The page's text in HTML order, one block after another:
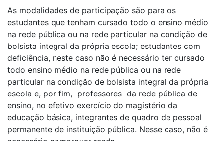
As modalidades de participação são para os
estudantes que tenham cursado todo o ensino médio
na rede pública ou na rede particular na condição de
bolsista integral da própria escola; estudantes com
deficiência, neste caso não é necessário ter cursado
todo ensino médio na rede pública ou na rede
particular na condição de bolsista integral da própria
escola e, por fim, professores da rede pública de
ensino, no efetivo exercício do magistério da
educação básica, integrantes de quadro de pessoal
permanente de instituição pública. Nesse caso, não é